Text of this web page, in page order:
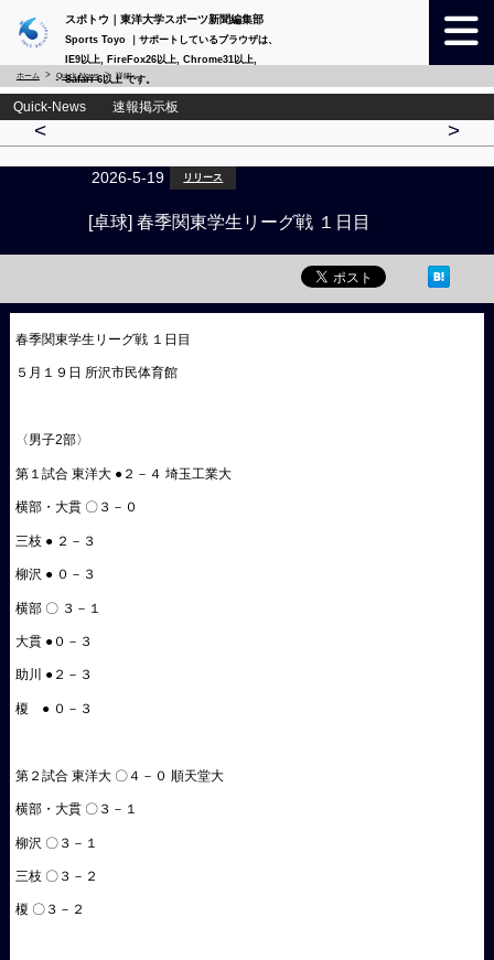
スポトウ｜東洋大学スポーツ新聞編集部
Sports Toyo ｜サポートしているブラウザは、
IE9以上, FireFox26以上, Chrome31以上,
Safari 6以上 です。
ホーム Quick-News 詳細
Quick-News 速報掲示板
< >
2026-5-19 リリース
[卓球] 春季関東学生リーグ戦 １日目
春季関東学生リーグ戦 １日目
５月１９日 所沢市民体育館
〈男子2部〉
第１試合 東洋大 ●２－４ 埼玉工業大
横部・大貫 〇３－０
三枝 ● ２－３
柳沢 ● ０－３
横部 〇 ３－１
大貫 ●０－３
助川 ●２－３
榎 ● ０－３
第２試合 東洋大 〇４－０ 順天堂大
横部・大貫 〇３－１
柳沢 〇３－１
三枝 〇３－２
榎 〇３－２